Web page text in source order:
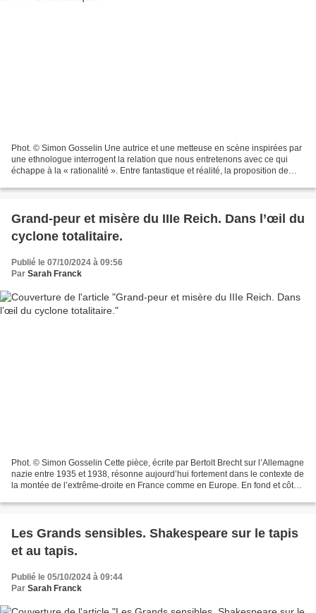
Phot. © Simon Gosselin Une autrice et une metteuse en scène inspirées par
une ethnologue interrogent la relation que nous entretenons avec ce qui
échappe à la « rationalité ». Entre fantastique et réalité, la proposition de
Grand-peur et misère du IIIe Reich. Dans l’œil du
cyclone totalitaire.
Publié le 07/10/2024 à 09:56
Par Sarah Franck
Phot. © Simon Gosselin Cette pièce, écrite par Bertolt Brecht sur l’Allemagne
nazie entre 1935 et 1938, résonne aujourd’hui fortement dans le contexte de
la montée de l’extrême-droite en France comme en Europe. En fond et côté
Les Grands sensibles. Shakespeare sur le tapis
et au tapis.
Publié le 05/10/2024 à 09:44
Par Sarah Franck